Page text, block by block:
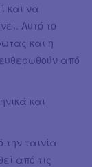
και να
Αυτό το
και η
από
και
ταινία
από τις